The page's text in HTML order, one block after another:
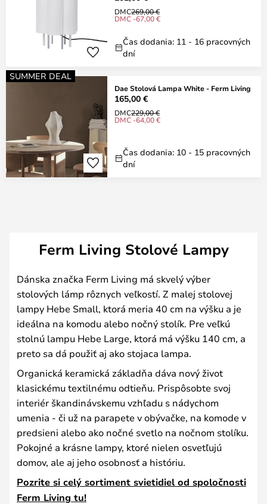
DMC269,00 €
DMC -67,00 €
Čas dodania: 11 - 16 pracovných
dní
SUMMER DEAL
Dae Stolová Lampa White - Ferm Living
165,00 €
DMC229,00 €
DMC -64,00 €
Čas dodania: 10 - 15 pracovných
dní
Ferm Living Stolové Lampy
Dánska značka Ferm Living má skvelý výber
stolových lámp rôznych veľkostí. Z malej stolovej
lampy Hebe Small, ktorá meria 40 cm na výšku a je
ideálna na komodu alebo nočný stolík. Pre veľkú
stolnú lampu Hebe Large, ktorá má výšku 140 cm, a
preto sa dá použiť aj ako stojaca lampa.
Organická keramická základňa dáva nový život
klasickému textilnému odtieňu. Prispôsobte svoj
interiér škandinávskemu vzhľadu s nádychom
umenia - či už na parapete v obývačke, na komode v
predsieni alebo ako nočné svetlo na nočnom stolíku.
Pokojné a krásne lampy, ktoré nielen osvetľujú
domov, ale aj jeho osobnosť a históriu.
Pozrite si celý sortiment svietidiel od spoločnosti
Ferm Living tu!